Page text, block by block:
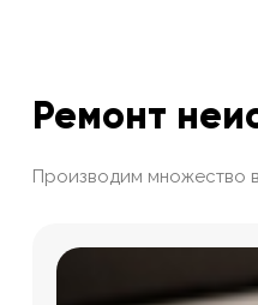
Ремонт
Производим множество